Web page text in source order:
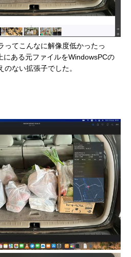
ってこんなに解像度低かったっ
にある元ファイルをWindowsPCの
ない拡張子でした。